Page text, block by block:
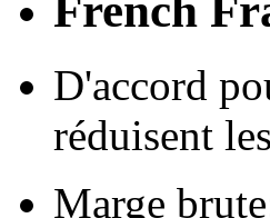
French
D'accord
réduisent
Marge